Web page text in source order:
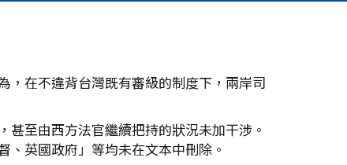
，在不違背台灣既有審級的制度下，兩岸司
至由西方法官繼續把持的狀況未加干涉。
英國政府」等均未在文本中刪除。